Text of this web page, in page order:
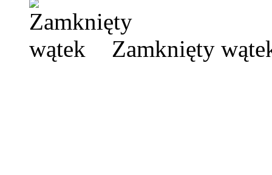
Zamknięty